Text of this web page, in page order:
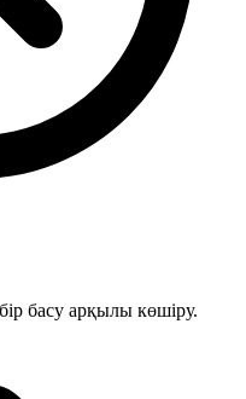
басу арқылы көшіру.